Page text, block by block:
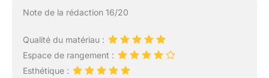
Note de la rédaction 16/20
Qualité du matériau :
Espace de rangement :
Esthétique :